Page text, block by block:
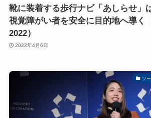
靴に装着する歩行ナビ「あしらせ」
視覚障がい者を安全に目的地へ導く
2022）
2022年4月6日
ソ